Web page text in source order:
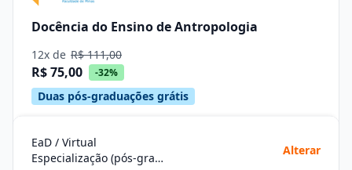
Docência do Ensino de Antropologia
12x de R$ 111,00
R$ 75,00 -32%
Duas pós-graduações grátis
EaD / Virtual
Especialização (pós-graduação)
Alterar